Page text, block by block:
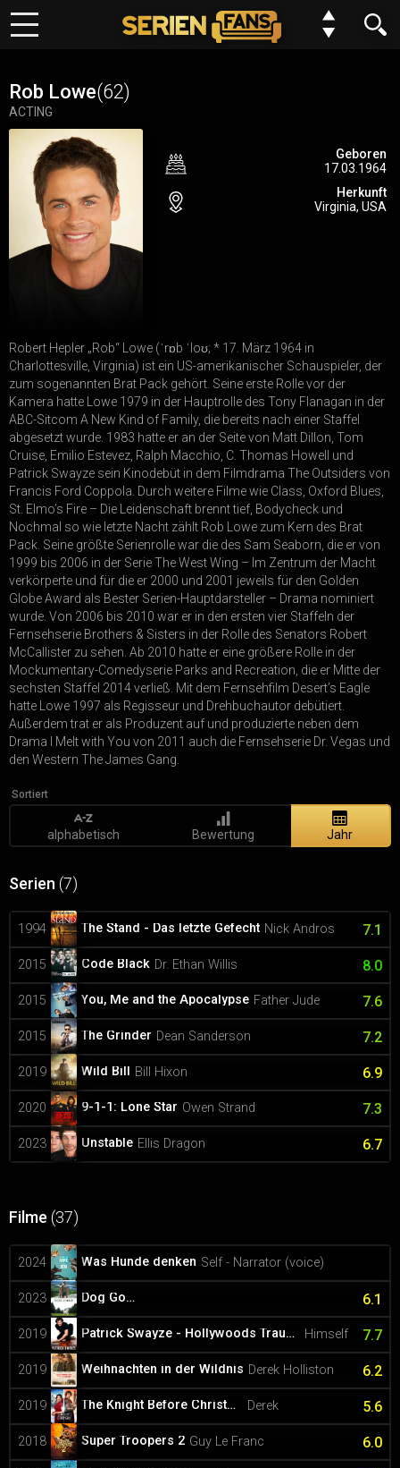
Genre
Einstellungen
NE
Keine Folge mehr verpassen?
Kein Problem wir benachrichtigen dich gern. Alles was du dafür
tun musst, ist deinem Browser einmalig die Erlaubnis erteilen,
dass wir dir Benachrichtungen schicken dürfen.
Du kannst deine Einstellungen jederzeit wiederurfen, Serien
entfernen oder neue hinzufügen.
Alles klar
Rob Lowe(62)
ACTING
Geboren
17.03.1964
Herkunft
Virginia, USA
Robert Hepler „Rob“ Lowe (ˈrɒb ˈloʊ; * 17. März 1964 in
Charlottesville, Virginia) ist ein US-amerikanischer Schauspieler, der
zum sogenannten Brat Pack gehört. Seine erste Rolle vor der
Kamera hatte Lowe 1979 in der Hauptrolle des Tony Flanagan in der
ABC-Sitcom A New Kind of Family, die bereits nach einer Staffel
abgesetzt wurde. 1983 hatte er an der Seite von Matt Dillon, Tom
Cruise, Emilio Estevez, Ralph Macchio, C. Thomas Howell und
Patrick Swayze sein Kinodebüt in dem Filmdrama The Outsiders von
Francis Ford Coppola. Durch weitere Filme wie Class, Oxford Blues,
St. Elmo’s Fire – Die Leidenschaft brennt tief, Bodycheck und
Nochmal so wie letzte Nacht zählt Rob Lowe zum Kern des Brat
Pack. Seine größte Serienrolle war die des Sam Seaborn, die er von
1999 bis 2006 in der Serie The West Wing – Im Zentrum der Macht
verkörperte und für die er 2000 und 2001 jeweils für den Golden
Globe Award als Bester Serien-Hauptdarsteller – Drama nominiert
wurde. Von 2006 bis 2010 war er in den ersten vier Staffeln der
Fernsehserie Brothers & Sisters in der Rolle des Senators Robert
McCallister zu sehen. Ab 2010 hatte er eine größere Rolle in der
Mockumentary-Comedyserie Parks and Recreation, die er Mitte der
sechsten Staffel 2014 verließ. Mit dem Fernsehfilm Desert’s Eagle
hatte Lowe 1997 als Regisseur und Drehbuchautor debütiert.
Außerdem trat er als Produzent auf und produzierte neben dem
Drama I Melt with You von 2011 auch die Fernsehserie Dr. Vegas und
den Western The James Gang.
Sortiert
alphabetisch Bewertung Jahr
Serien (7)
2015 Code Black Dr. Ethan Willis 8.0
2015 You, Me and the Apocalypse Father Jude 7.6
2020 9-1-1: Lone Star Owen Strand 7.3
2015 The Grinder Dean Sanderson 7.2
1994 The Stand - Das letzte Gefecht Nick Andros 7.1
2019 Wild Bill Bill Hixon 6.9
2023 Unstable Ellis Dragon 6.7
Filme (37)
2024 Was Hunde denken Self - Narrator (voice)
2019 The Knight Before Christmas Derek 5.6
2019 Weihnachten in der Wildnis Derek Holliston 6.2
2019 Patrick Swayze - Hollywoods Traumtänzer Himself 7.7
2018 Super Troopers 2 Guy Le Franc 6.0
2023 Dog Gone 6.1